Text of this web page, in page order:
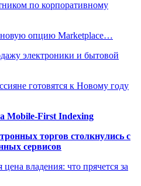
по корпоративному
новую опцию Marketplace…
электроники и бытовой
готовятся к Новому году
Mobile-First Indexing
торгов столкнулись с
сервисов
владения: что прячется за